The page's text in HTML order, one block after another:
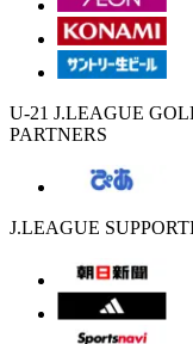
U-21 J.LEAGUE
PARTNERS
J.LEAGUE